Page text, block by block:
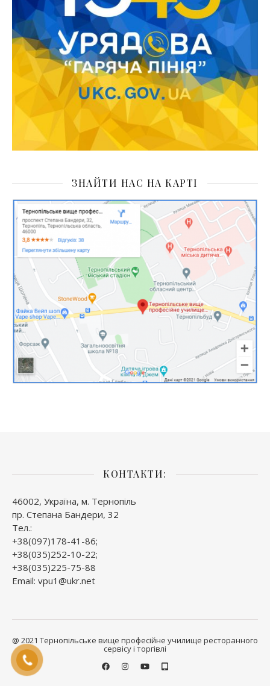
ЗНАЙТИ НАС НА КАРТІ
КОНТАКТИ:
46002, Україна, м. Тернопіль
пр. Степана Бандери, 32
Тел.:
+38(097)178-41-86;
+38(035)252-10-22;
+38(035)225-75-88
Email: vpu1@ukr.net
@ 2021 Тернопільське вище професійне училище ресторанного
сервісу і торгівлі